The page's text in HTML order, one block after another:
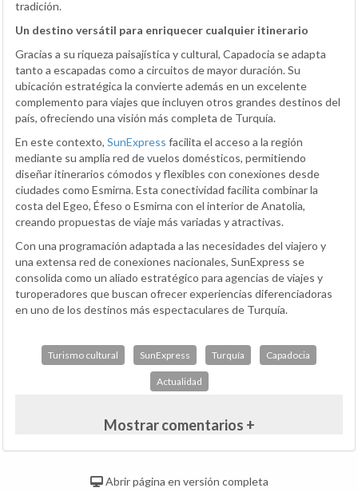
tradición.
Un destino versátil para enriquecer cualquier itinerario
Gracias a su riqueza paisajística y cultural, Capadocia se adapta
tanto a escapadas como a circuitos de mayor duración. Su
ubicación estratégica la convierte además en un excelente
complemento para viajes que incluyen otros grandes destinos del
país, ofreciendo una visión más completa de Turquía.
En este contexto, SunExpress facilita el acceso a la región
mediante su amplia red de vuelos domésticos, permitiendo
diseñar itinerarios cómodos y flexibles con conexiones desde
ciudades como Esmirna. Esta conectividad facilita combinar la
costa del Egeo, Éfeso o Esmirna con el interior de Anatolia,
creando propuestas de viaje más variadas y atractivas.
Con una programación adaptada a las necesidades del viajero y
una extensa red de conexiones nacionales, SunExpress se
consolida como un aliado estratégico para agencias de viajes y
turoperadores que buscan ofrecer experiencias diferenciadoras
en uno de los destinos más espectaculares de Turquía.
Turismo cultural SunExpress Turquía Capadocia
Actualidad
Mostrar comentarios +
Abrir página en versión completa